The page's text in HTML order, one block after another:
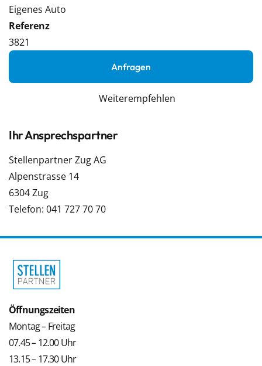
Eigenes Auto
Referenz
3821
Anfragen
Weiterempfehlen
Ihr Ansprechspartner
Stellenpartner Zug AG
Alpenstrasse 14
6304 Zug
Telefon: 041 727 70 70
Öffnungszeiten
Montag – Freitag
07.45 – 12.00 Uhr
13.15 – 17.30 Uhr